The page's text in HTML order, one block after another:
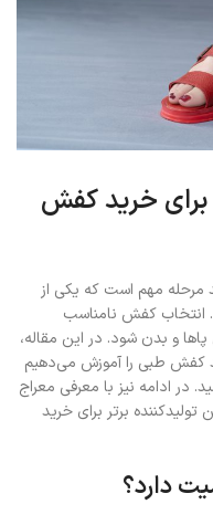
برای خرید کفش
مهم است که یکی از
انتخاب کفش نامناسب
و بدن شود. در این مقاله،
کفش طبی را آموزش می‌دهیم
در ادامه نیز با معرفی معراج
برتر برای خرید
دارد؟